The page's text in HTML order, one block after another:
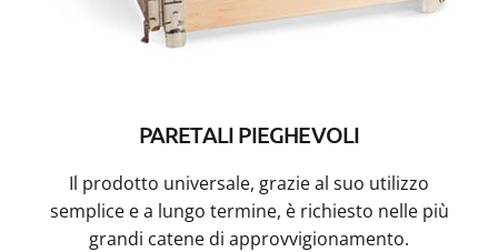
PARETALI PIEGHEVOLI
Il prodotto universale, grazie al suo utilizzo
semplice e a lungo termine, è richiesto nelle più
grandi catene di approvvigionamento.